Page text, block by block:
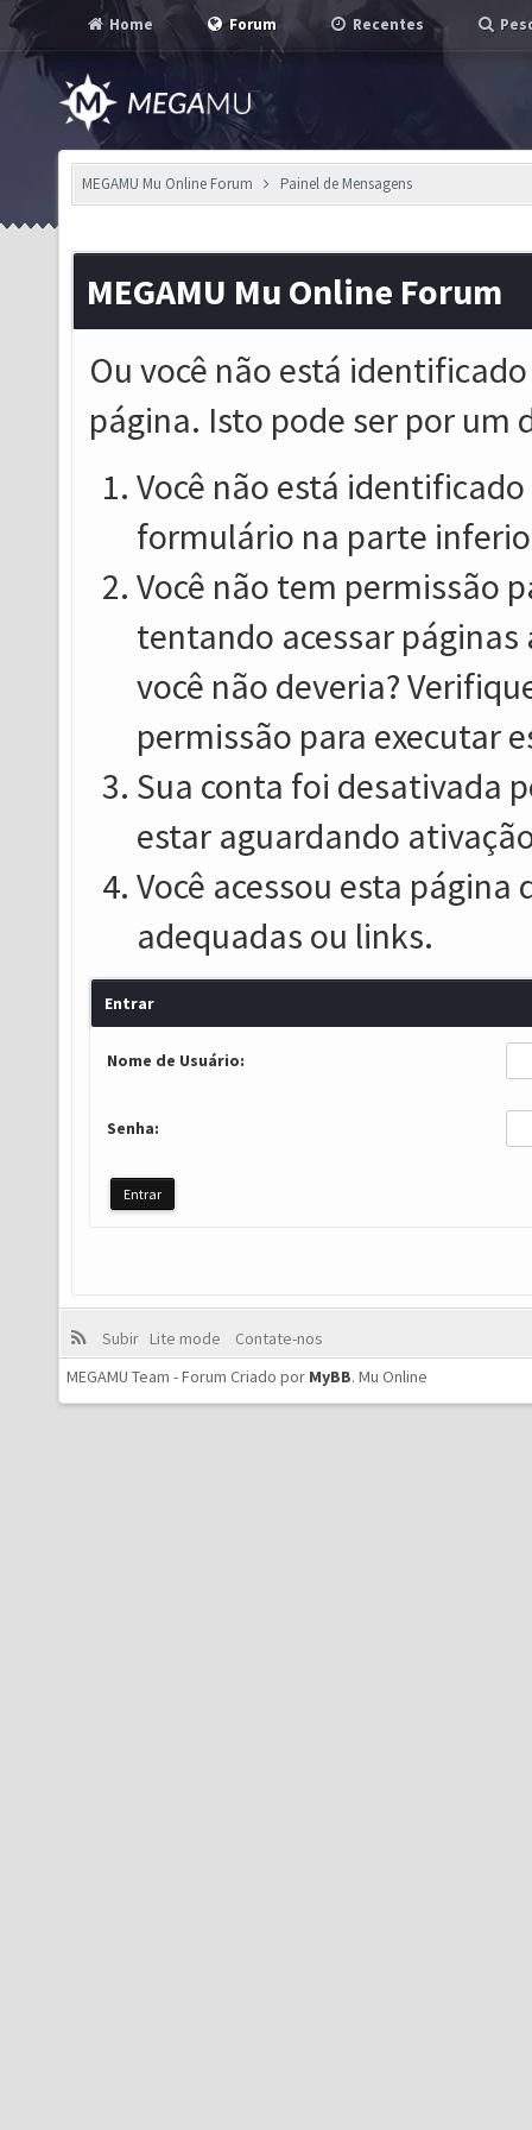
Home Forum Recentes
MEGAMU Mu Online Forum Painel de Mensagens
MEGAMU Mu Online Forum
Ou você não está
página. Isto pode ser por um
Você não está
formulário na parte
Você não tem permissão
tentando acessar
você não deveria?
permissão para executar
Sua conta foi desativada
estar aguardando
Você acessou esta
adequadas ou links.
Entrar
Nome de Usuário:
Senha:
Subir Lite mode
Contate-nos
MEGAMU Team - Forum Criado por MyBB. Mu Online